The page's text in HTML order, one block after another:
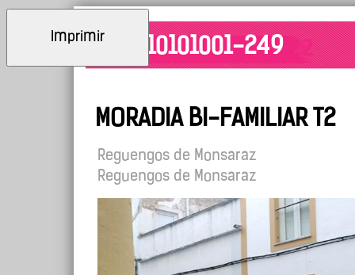
ID: 10101001-249
MORADIA BI-FAMILIAR T2
Reguengos de Monsaraz
Reguengos de Monsaraz
Imprimir